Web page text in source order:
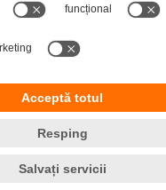
Responsible Disclosure
Cookies